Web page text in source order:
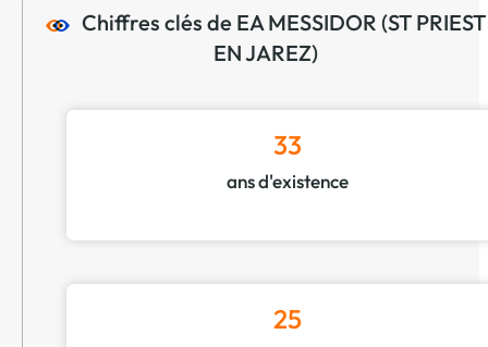
Chiffres clés de EA MESSIDOR (ST PRIEST
EN JAREZ)
33
ans d'existence
25